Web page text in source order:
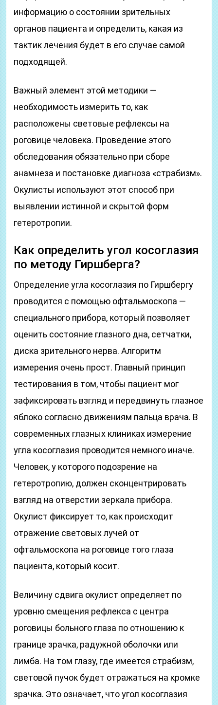
информацию о состоянии зрительных
органов пациента и определить, какая из
тактик лечения будет в его случае самой
подходящей.
Важный элемент этой методики —
необходимость измерить то, как
расположены световые рефлексы на
роговице человека. Проведение этого
обследования обязательно при сборе
анамнеза и постановке диагноза «страбизм».
Окулисты используют этот способ при
выявлении истинной и скрытой форм
гетеротропии.
Как определить угол косоглазия
по методу Гиршберга?
Определение угла косоглазия по Гиршбергу
проводится с помощью офтальмоскопа —
специального прибора, который позволяет
оценить состояние глазного дна, сетчатки,
диска зрительного нерва. Алгоритм
измерения очень прост. Главный принцип
тестирования в том, чтобы пациент мог
зафиксировать взгляд и передвинуть глазное
яблоко согласно движениям пальца врача. В
современных глазных клиниках измерение
угла косоглазия проводится немного иначе.
Человек, у которого подозрение на
гетеротропию, должен сконцентрировать
взгляд на отверстии зеркала прибора.
Окулист фиксирует то, как происходит
отражение световых лучей от
офтальмоскопа на роговице того глаза
пациента, который косит.
Величину сдвига окулист определяет по
уровню смещения рефлекса с центра
роговицы больного глаза по отношению к
границе зрачка, радужной оболочки или
лимба. На том глазу, где имеется страбизм,
световой пучок будет отражаться на кромке
зрачка. Это означает, что угол косоглазия